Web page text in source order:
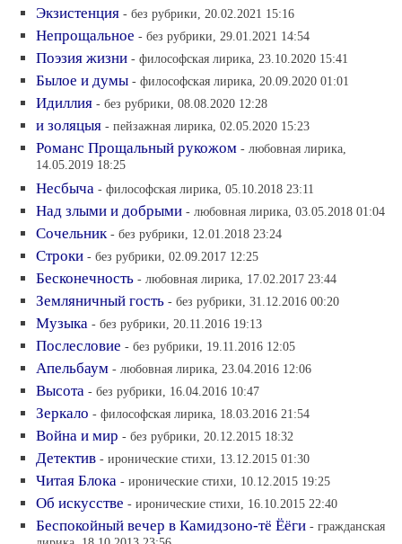
Экзистенция - без рубрики, 20.02.2021 15:16
Непрощальное - без рубрики, 29.01.2021 14:54
Поэзия жизни - философская лирика, 23.10.2020 15:41
Былое и думы - философская лирика, 20.09.2020 01:01
Идиллия - без рубрики, 08.08.2020 12:28
и золяцыя - пейзажная лирика, 02.05.2020 15:23
Романс Прощальный рукожом - любовная лирика,
14.05.2019 18:25
Несбыча - философская лирика, 05.10.2018 23:11
Над злыми и добрыми - любовная лирика, 03.05.2018 01:04
Сочельник - без рубрики, 12.01.2018 23:24
Строки - без рубрики, 02.09.2017 12:25
Бесконечность - любовная лирика, 17.02.2017 23:44
Земляничный гость - без рубрики, 31.12.2016 00:20
Музыка - без рубрики, 20.11.2016 19:13
Послесловие - без рубрики, 19.11.2016 12:05
Апельбаум - любовная лирика, 23.04.2016 12:06
Высота - без рубрики, 16.04.2016 10:47
Зеркало - философская лирика, 18.03.2016 21:54
Война и мир - без рубрики, 20.12.2015 18:32
Детектив - иронические стихи, 13.12.2015 01:30
Читая Блока - иронические стихи, 10.12.2015 19:25
Об искусстве - иронические стихи, 16.10.2015 22:40
Беспокойный вечер в Камидзоно-тё Ёёги - гражданская